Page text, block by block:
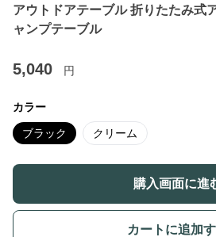
アウトドアテーブル 折りたたみ式
ャンプテーブル
5,040 円
カラー
ブラック クリーム
購入画面に進
カートに追加